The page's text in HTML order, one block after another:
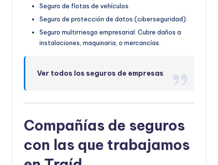
Seguro de flotas de vehículos.
Seguro de protección de datos (ciberseguridad).
Seguro multirriesgo empresarial: Cubre daños a
instalaciones, maquinaria, o mercancías.
Ver todos los seguros de empresas
Compañías de seguros
con las que trabajamos